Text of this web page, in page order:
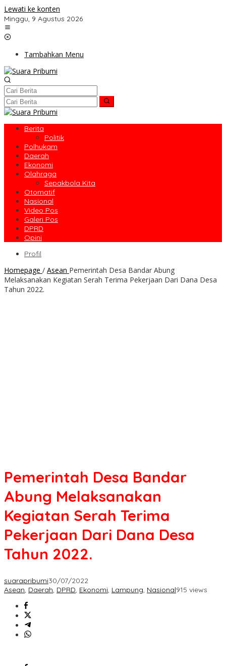
Lewati ke konten
Minggu, 9 Agustus 2026
Tambahkan Menu
Berita
Politik
Polhukam
Daerah
Ekonomi
Olahraga
Sepakbola Kita
Otomatif
Nasional
Video Pos
Galeri Pos
DPRD
Opini
Profil
Homepage / Asean Pemerintah Desa Bandar Abung
Melaksanakan Kegiatan Serah Terima Pekerjaan Dari Dana Desa
Tahun 2022.
Pemerintah Desa Bandar
Abung Melaksanakan
Kegiatan Serah Terima
Pekerjaan Dari Dana Desa
Tahun 2022.
suarapribumi30/07/2022
Asean, Daerah, DPRD, Ekonomi, Lampung, Nasional915 views